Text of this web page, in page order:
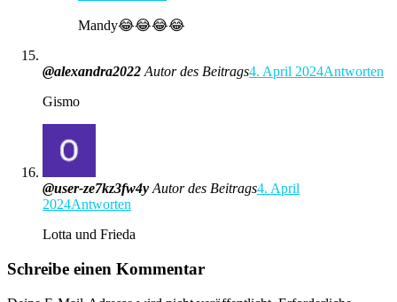
Mandy😂😂😂😂
@alexandra2022 Autor des Beitrags4. April 2024Antworten
Gismo
@user-ze7kz3fw4y Autor des Beitrags4. April
2024Antworten
Lotta und Frieda
Schreibe einen Kommentar